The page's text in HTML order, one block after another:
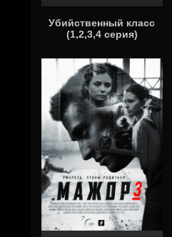
Убийственный класс
(1,2,3,4 серия)